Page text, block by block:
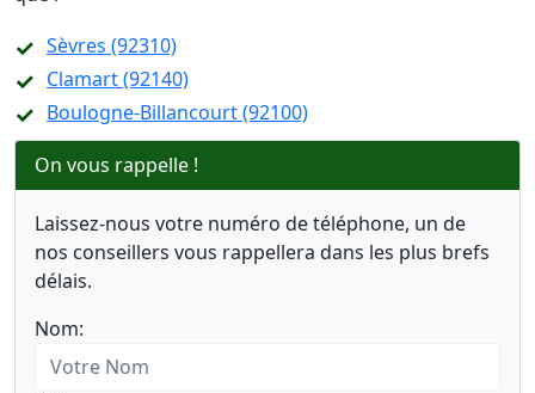
Sèvres (92310)
Clamart (92140)
Boulogne-Billancourt (92100)
On vous rappelle !
Laissez-nous votre numéro de téléphone, un de
nos conseillers vous rappellera dans les plus brefs
délais.
Nom: